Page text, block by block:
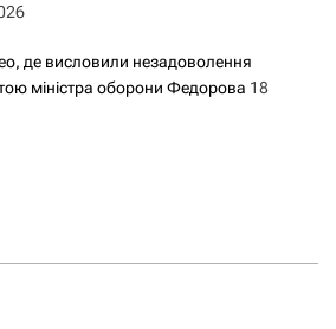
де висловили незадоволення
міністра оборони Федорова 18